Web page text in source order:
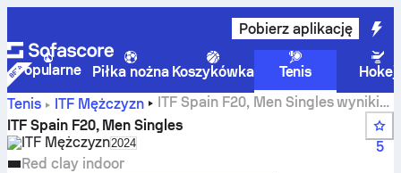
Pobierz aplikację
Popularne Piłka nożna Koszykówka Tenis
Hokej
Tenis
ITF Mężczyzn
ITF Spain F20, Men Singles wyniki
na żywo i mecze
ITF Spain F20, Men Singles
ITF MężczyznSelect season in unique tournament header
2024
5
Red clay indoor